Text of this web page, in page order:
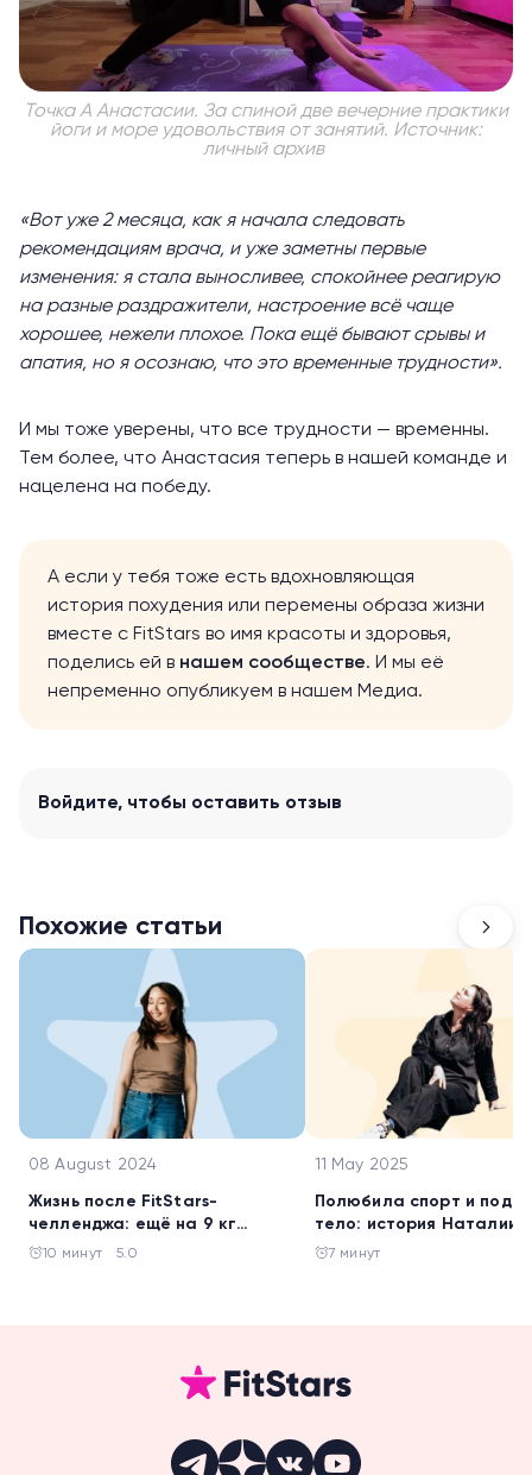
Точка А Анастасии. За спиной две вечерние практики
йоги и море удовольствия от занятий. Источник:
личный архив
«Вот уже 2 месяца, как я начала следовать
рекомендациям врача, и уже заметны первые
изменения: я стала выносливее, спокойнее реагирую
на разные раздражители, настроение всё чаще
хорошее, нежели плохое. Пока ещё бывают срывы и
апатия, но я осознаю, что это временные трудности».
И мы тоже уверены, что все трудности — временны.
Тем более, что Анастасия теперь в нашей команде и
нацелена на победу.
А если у тебя тоже есть вдохновляющая
история похудения или перемены образа жизни
вместе с FitStars во имя красоты и здоровья,
поделись ей в нашем сообществе. И мы её
непременно опубликуем в нашем Медиа.
Войдите, чтобы оставить отзыв
Похожие статьи
08 August 2024
Жизнь после FitStars-
челленджа: ещё на 9 кг
похудела Галина Жигалова
10 минут 5.0
11 May 2025
Полюбила спорт и
тело: история Наталии
Батаговой
7 минут